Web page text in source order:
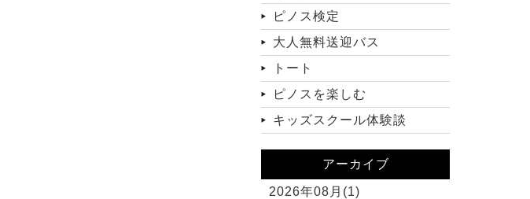
ピノス検定
大人無料送迎バス
トート
ピノスを楽しむ
キッズスクール体験談
アーカイブ
2026年08月(1)